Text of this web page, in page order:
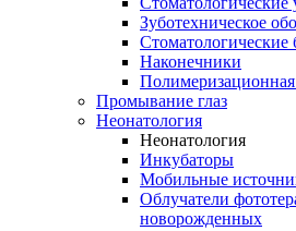
Зуботехническое
Стоматологические
Наконечники
Промывание глаз
Неонатология
Неонатология
Инкубаторы
Мобильные
Облучатели
новорожденных